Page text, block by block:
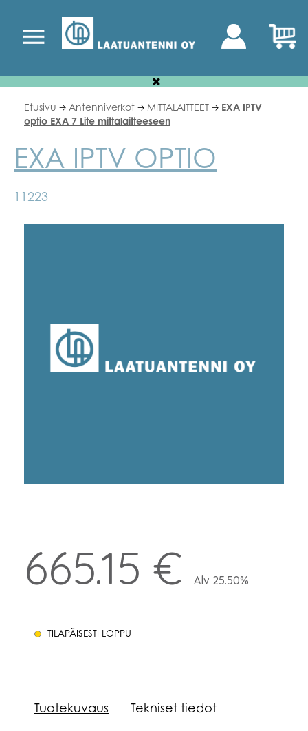
Etusivu 🡢 Antenniverkot 🡢 MITTALAITTEET 🡢 EXA IPTV
optio EXA 7 Lite mittalaitteeseen
EXA IPTV OPTIO
11223
665.15 € Alv 25.50%
TILAPÄISESTI LOPPU
Tuotekuvaus
Tekniset tiedot